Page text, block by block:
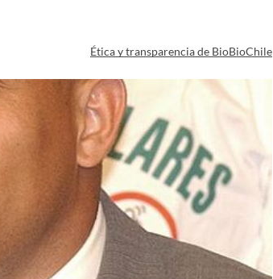
Ética y transparencia de BioBioChile